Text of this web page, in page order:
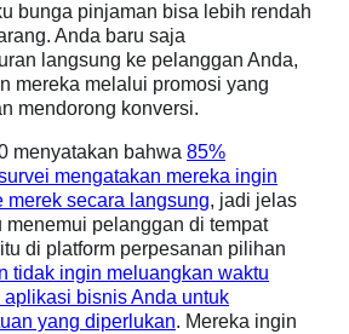
bunga pinjaman bisa lebih rendah
Anda baru saja
langsung ke pelanggan Anda,
mereka melalui promosi yang
mendorong konversi.
menyatakan bahwa 85%
mengatakan mereka ingin
merek secara langsung, jadi jelas
menemui pelanggan di tempat
di platform perpesanan pilihan
tidak ingin meluangkan waktu
bisnis Anda untuk
yang diperlukan. Mereka ingin